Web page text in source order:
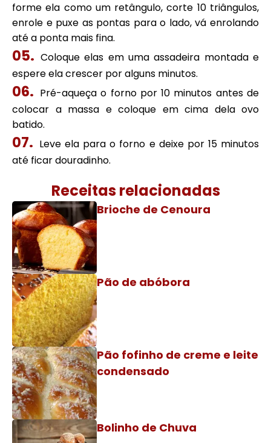
forme ela como um retângulo, corte 10 triângulos,
enrole e puxe as pontas para o lado, vá enrolando
até a ponta mais fina.
Coloque elas em uma assadeira montada e
espere ela crescer por alguns minutos.
Pré-aqueça o forno por 10 minutos antes de
colocar a massa e coloque em cima dela ovo
batido.
Leve ela para o forno e deixe por 15 minutos
até ficar douradinho.
Receitas relacionadas
Brioche de Cenoura
Pão de abóbora
Pão fofinho de creme e leite
condensado
Bolinho de Chuva